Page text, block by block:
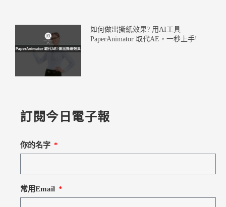
如何做出撕紙效果? 用AI工具
PaperAnimator 取代AE，一秒上手!
訂閱今日電子報
你的名字
常用Email